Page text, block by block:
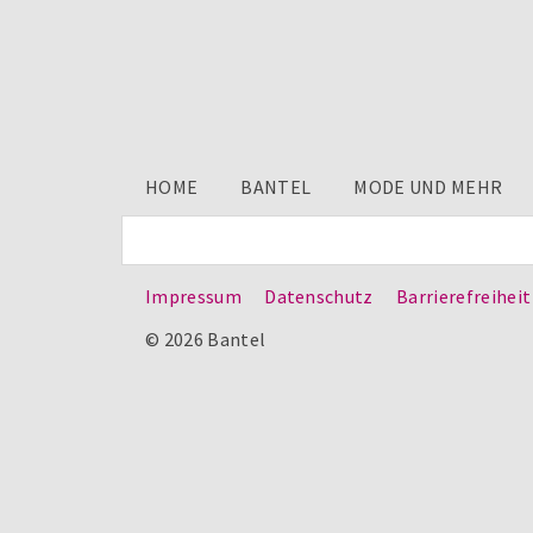
HOME BANTEL MODE UND MEHR
Impressum Datenschutz
Barrierefreiheit
© 2026 Bantel